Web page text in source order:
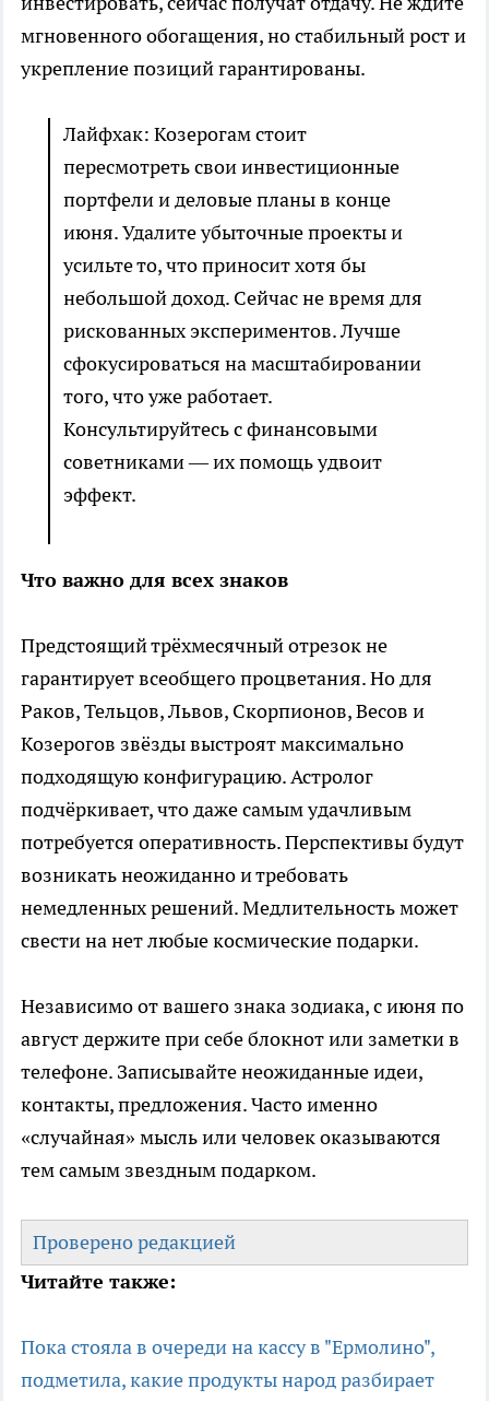
мгновенного обогащения, но стабильный рост и
укрепление позиций гарантированы.
Лайфхак: Козерогам стоит
пересмотреть свои инвестиционные
портфели и деловые планы в конце
июня. Удалите убыточные проекты и
усильте то, что приносит хотя бы
небольшой доход. Сейчас не время для
рискованных экспериментов. Лучше
сфокусироваться на масштабировании
того, что уже работает.
Консультируйтесь с финансовыми
советниками — их помощь удвоит
эффект.
Что важно для всех знаков
Предстоящий трёхмесячный отрезок не
гарантирует всеобщего процветания. Но для
Раков, Тельцов, Львов, Скорпионов, Весов и
Козерогов звёзды выстроят максимально
подходящую конфигурацию. Астролог
подчёркивает, что даже самым удачливым
потребуется оперативность. Перспективы будут
возникать неожиданно и требовать
немедленных решений. Медлительность может
свести на нет любые космические подарки.
Независимо от вашего знака зодиака, с июня по
август держите при себе блокнот или заметки в
телефоне. Записывайте неожиданные идеи,
контакты, предложения. Часто именно
«случайная» мысль или человек оказываются
тем самым звездным подарком.
Проверено редакцией
Читайте также:
Пока стояла в очереди на кассу в "Ермолино",
подметила, какие продукты народ разбирает